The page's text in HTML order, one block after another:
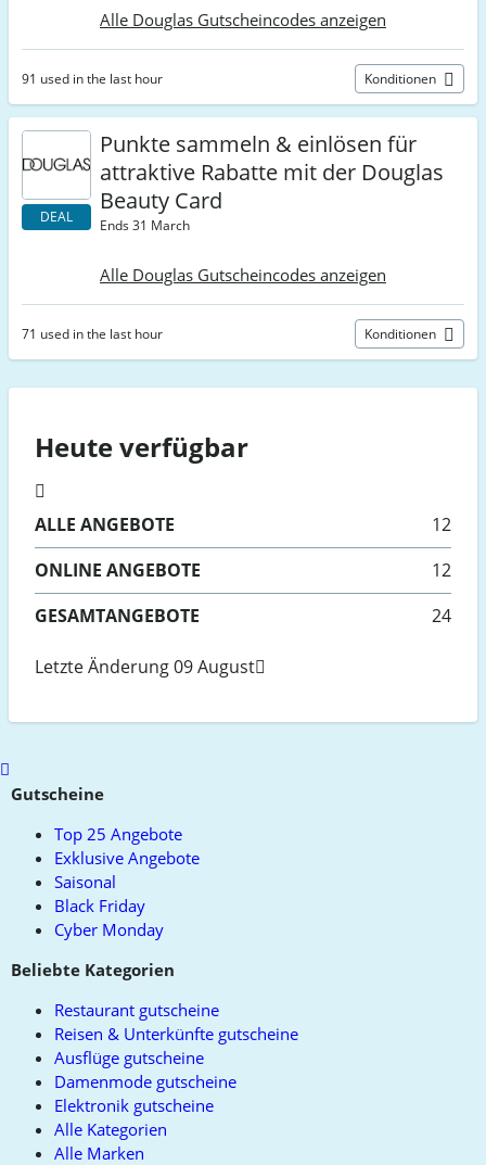
Alle Douglas Gutscheincodes anzeigen
91 used in the last hour Konditionen
DEAL
Punkte sammeln & einlösen für
attraktive Rabatte mit der Douglas
Beauty Card
Ends 31 March
Alle Douglas Gutscheincodes anzeigen
71 used in the last hour Konditionen
Heute verfügbar
ALLE ANGEBOTE
12
ONLINE ANGEBOTE
12
GESAMTANGEBOTE
24
Letzte Änderung 09 August
Scroll
toGutscheine
Top 25 Angebote
Exklusive Angebote
Saisonal
Black Friday
Cyber Monday
Beliebte Kategorien
Restaurant gutscheine
Reisen & Unterkünfte gutscheine
Ausflüge gutscheine
Damenmode gutscheine
Elektronik gutscheine
Alle Kategorien
Alle Marken